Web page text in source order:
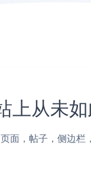
从未如
，帖子，侧边栏